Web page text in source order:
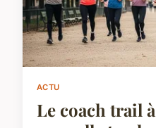
ACTU
Le coach trail